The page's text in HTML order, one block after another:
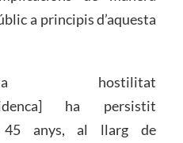
a principis d’aquesta
hostilitat
ha persistit
45 anys, al llarg de